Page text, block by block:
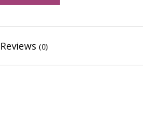
Reviews (0)